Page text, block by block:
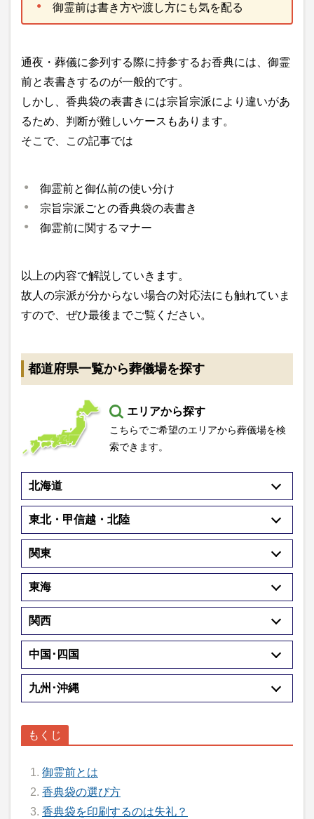
御霊前は書き方や渡し方にも気を配る
通夜・葬儀に参列する際に持参するお香典には、御霊
前と表書きするのが一般的です。
しかし、香典袋の表書きには宗旨宗派により違いがあ
るため、判断が難しいケースもあります。
そこで、この記事では
御霊前と御仏前の使い分け
宗旨宗派ごとの香典袋の表書き
御霊前に関するマナー
以上の内容で解説していきます。
故人の宗派が分からない場合の対応法にも触れていま
すので、ぜひ最後までご覧ください。
都道府県一覧から葬儀場を探す
エリアから探す
こちらでご希望のエリアから葬儀場を検
索できます。
北海道
東北・甲信越・北陸
関東
東海
関西
中国･四国
九州･沖縄
御霊前とは
香典袋の選び方
香典袋を印刷するのは失礼？